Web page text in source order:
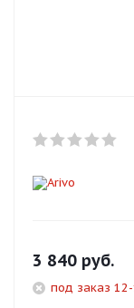
3 840 руб.
под заказ